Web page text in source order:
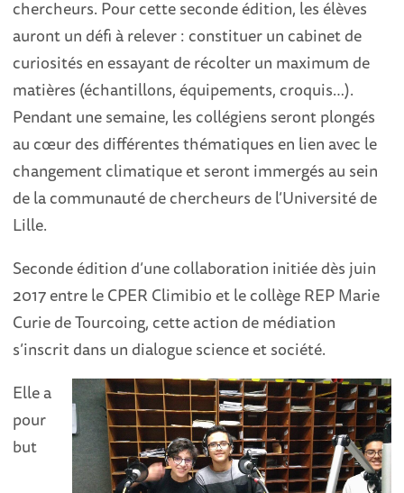
chercheurs. Pour cette seconde édition, les élèves
auront un défi à relever : constituer un cabinet de
curiosités en essayant de récolter un maximum de
matières (échantillons, équipements, croquis…).
Pendant une semaine, les collégiens seront plongés
au cœur des différentes thématiques en lien avec le
changement climatique et seront immergés au sein
de la communauté de chercheurs de l’Université de
Lille.
Seconde édition d’une collaboration initiée dès juin
2017 entre le CPER Climibio et le collège REP Marie
Curie de Tourcoing, cette action de médiation
s’inscrit dans un dialogue science et société.
Elle a
pour
but